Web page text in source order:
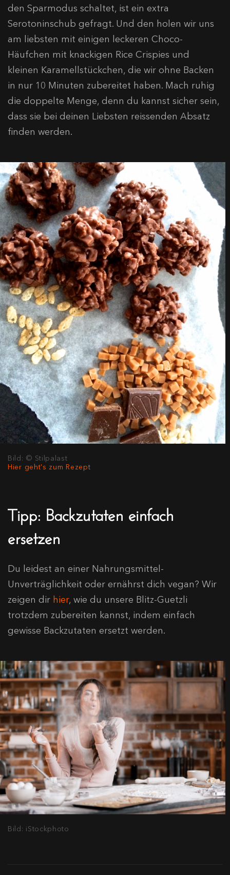
den Sparmodus schaltet, ist ein extra
Serotoninschub gefragt. Und den holen wir uns
am liebsten mit einigen leckeren Choco-
Häufchen mit knackigen Rice Crispies und
kleinen Karamellstückchen, die wir ohne Backen
in nur 10 Minuten zubereitet haben. Mach ruhig
die doppelte Menge, denn du kannst sicher sein,
dass sie bei deinen Liebsten reissenden Absatz
finden werden.
Bild: © Stilpalast
Hier geht's zum Rezept
Tipp: Backzutaten einfach
ersetzen
Du leidest an einer Nahrungsmittel-
Unverträglichkeit oder ernährst dich vegan? Wir
zeigen dir hier, wie du unsere Blitz-Guetzli
trotzdem zubereiten kannst, indem einfach
gewisse Backzutaten ersetzt werden.
Bild: iStockphoto